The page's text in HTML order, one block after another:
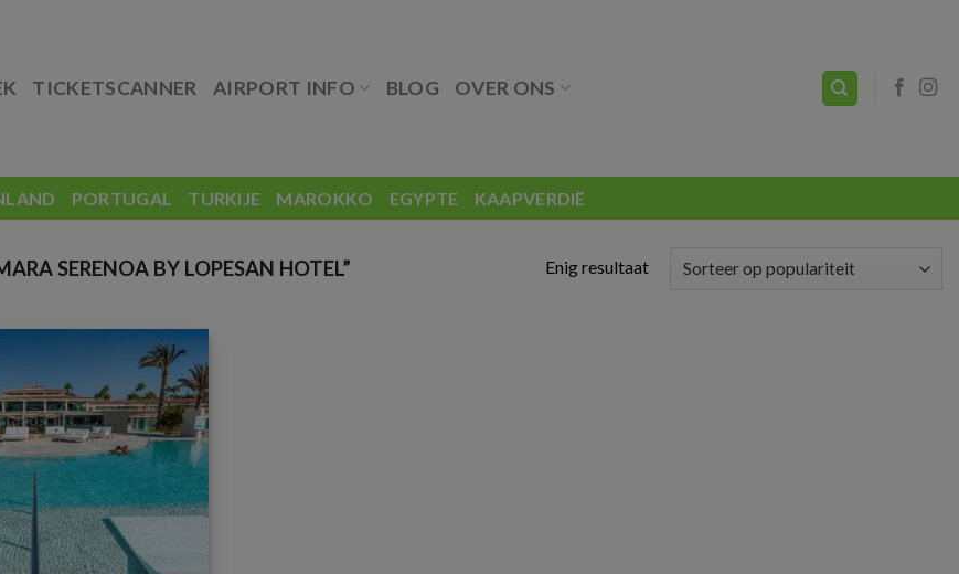
TICKETSCANNER AIRPORT INFO BLOG OVER ONS
PORTUGAL TURKIJE MAROKKO EGYPTE KAAPVERDIË
SERENOA BY LOPESAN HOTEL” Enig resultaat